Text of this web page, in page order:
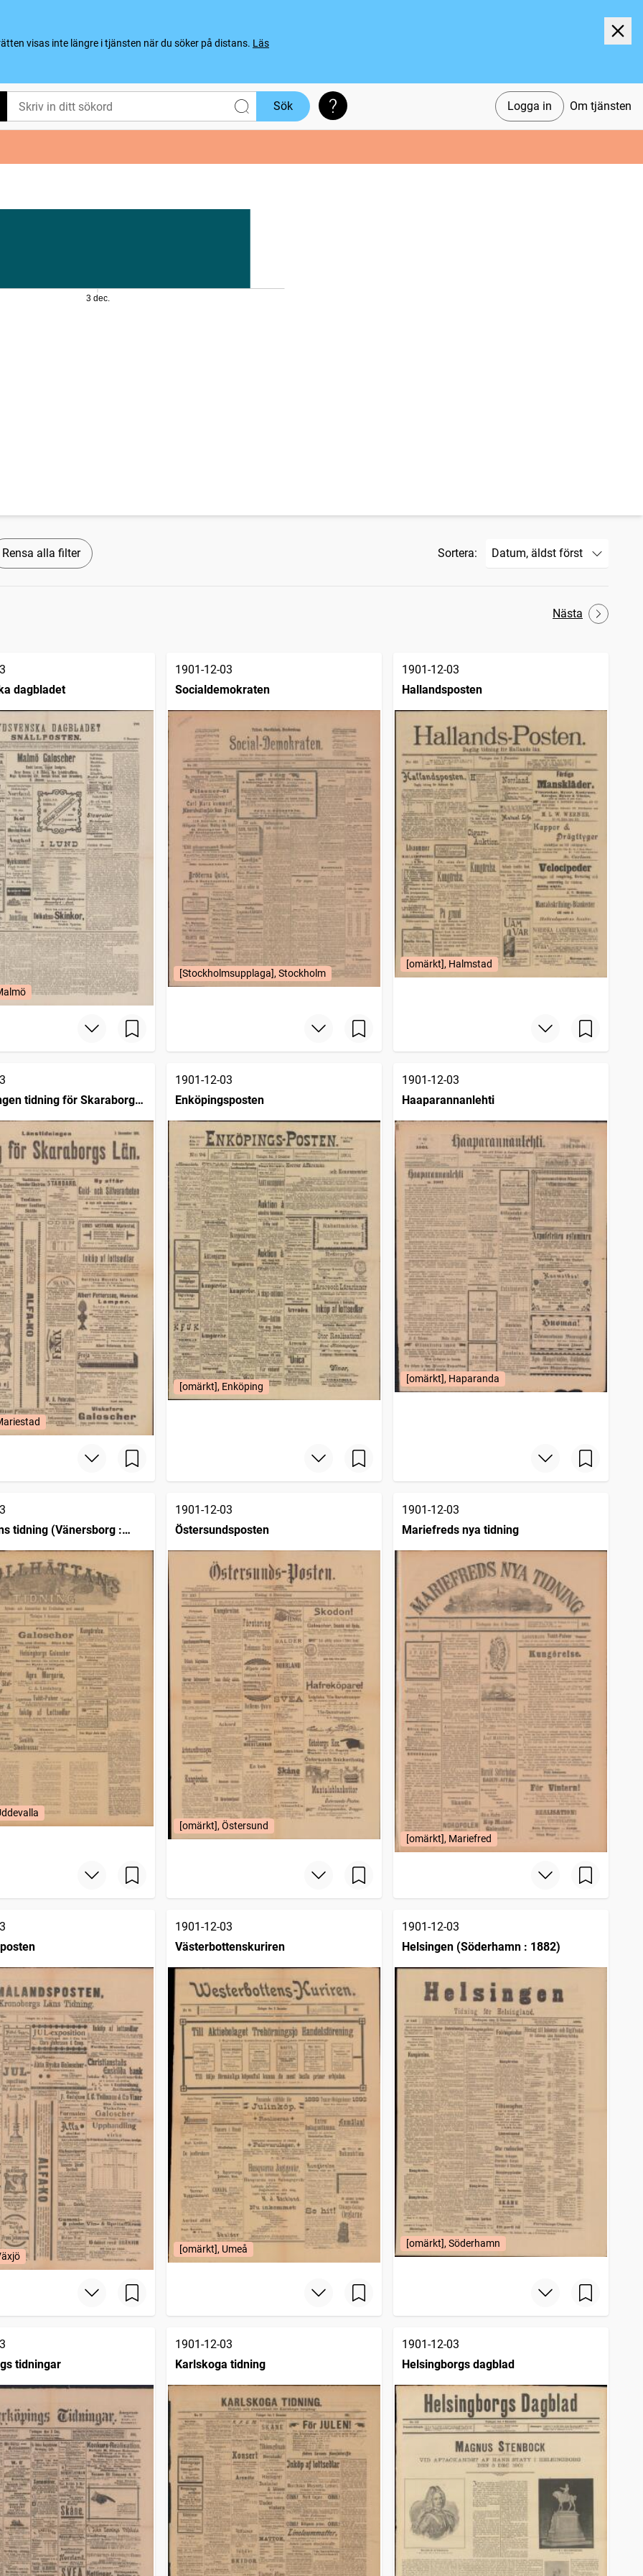
visas inte längre i tjänsten när du söker på distans. Läs
Logga in Om tjänsten
Sök Söktips
3 dec.
Rensa alla filter Sortera:
Nästa
dagbladet
1901-12-03
Socialdemokraten
[Stockholmsupplaga], Stockholm
1901-12-03
Hallandsposten
[omärkt], Halmstad
tidning för Skaraborgs
1901-12-03
Enköpingsposten
[omärkt], Enköping
1901-12-03
Haaparannanlehti
[omärkt], Haparanda
tidning (Vänersborg :
1901-12-03
Östersundsposten
[omärkt], Östersund
1901-12-03
Mariefreds nya tidning
[omärkt], Mariefred
1901-12-03
Västerbottenskuriren
[omärkt], Umeå
1901-12-03
Helsingen (Söderhamn : 1882)
[omärkt], Söderhamn
tidningar
1901-12-03
Karlskoga tidning
1901-12-03
Helsingborgs dagblad